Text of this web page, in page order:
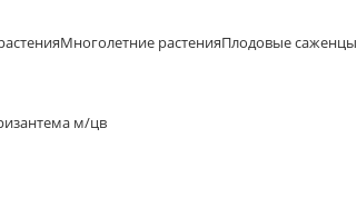
Многолетние растенияПлодовые саженцы
м/цв